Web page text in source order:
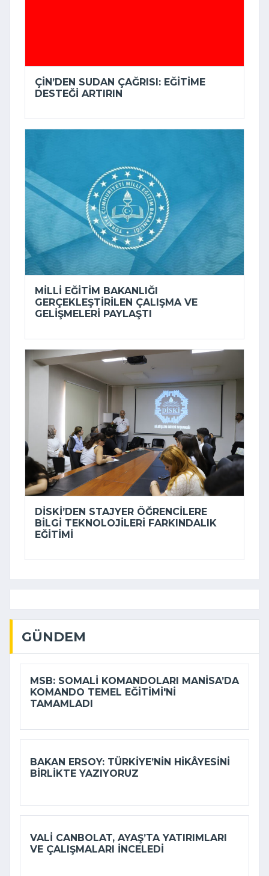
ÇIN’DEN SUDAN ÇAĞRISI: EĞITIME
DESTEĞI ARTIRIN
MILLI EĞITIM BAKANLIĞI
GERÇEKLEŞTIRILEN ÇALIŞMA VE
GELIŞMELERI PAYLAŞTI
DİSKİ’DEN STAJYER ÖĞRENCILERE
BILGI TEKNOLOJILERI FARKINDALIK
EĞITIMI
GÜNDEM
MSB: SOMALI KOMANDOLARI MANISA’DA
KOMANDO TEMEL EĞITIMI'NI
TAMAMLADI
BAKAN ERSOY: TÜRKIYE’NIN HIKÂYESINI
BIRLIKTE YAZIYORUZ
VALI CANBOLAT, AYAŞ’TA YATIRIMLARI
VE ÇALIŞMALARI INCELEDI